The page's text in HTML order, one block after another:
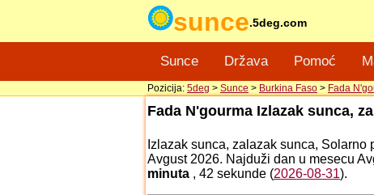
sunce.5deg.com
Sunce Država Pomoć
Pozicija: 5deg > Sunce > Burkina Faso > Fada
Fada N'gourma Izlazak sunca,
Izlazak sunca, zalazak sunca,
Avgust 2026. Najduži dan u mesecu
minuta , 42 sekunde (2026-08-31).